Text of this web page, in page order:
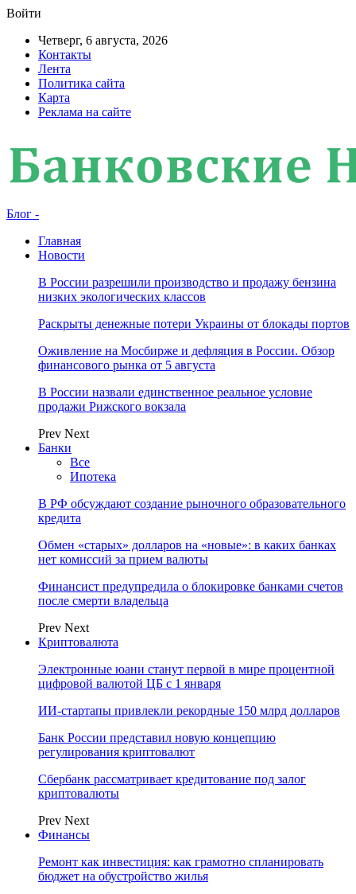
Войти
Четверг, 6 августа, 2026
Контакты
Лента
Политика сайта
Карта
Реклама на сайте
Блог -
Главная
Новости
В России разрешили производство и продажу бензина
низких экологических классов
Раскрыты денежные потери Украины от блокады портов
Оживление на Мосбирже и дефляция в России. Обзор
финансового рынка от 5 августа
В России назвали единственное реальное условие
продажи Рижского вокзала
Prev Next
Банки
Все
Ипотека
В РФ обсуждают создание рыночного образовательного
кредита
Обмен «старых» долларов на «новые»: в каких банках
нет комиссий за прием валюты
Финансист предупредила о блокировке банками счетов
после смерти владельца
Prev Next
Криптовалюта
Электронные юани станут первой в мире процентной
цифровой валютой ЦБ с 1 января
ИИ-стартапы привлекли рекордные 150 млрд долларов
Банк России представил новую концепцию
регулирования криптовалют
Сбербанк рассматривает кредитование под залог
криптовалюты
Prev Next
Финансы
Ремонт как инвестиция: как грамотно спланировать
бюджет на обустройство жилья